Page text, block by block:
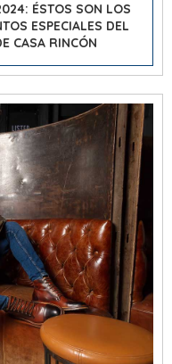
ÉSTOS SON LOS
ESPECIALES DEL
CASA RINCÓN